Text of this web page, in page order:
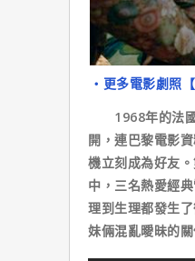
‧更多電影劇照【
1968年的法國
開，連巴黎電影
機立刻成為好友
中，三名熱愛經
理到生理都發生
妹倆混亂曖昧的